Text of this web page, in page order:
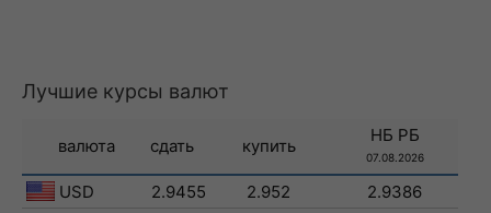
Лучшие курсы валют
валюта сдать купить
НБ РБ
07.08.2026
USD 2.9455 2.952
2.9386